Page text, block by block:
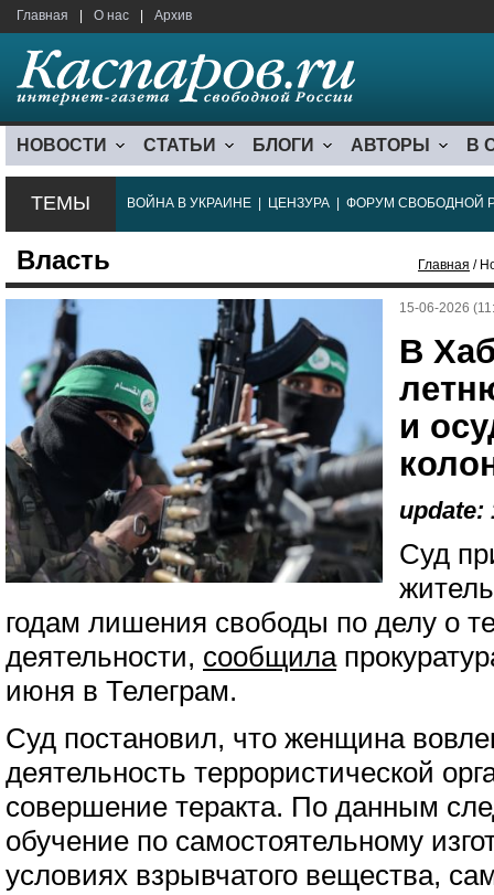
Главная О нас Архив
НОВОСТИ СТАТЬИ БЛОГИ АВТОРЫ В
ТЕМЫ ВОЙНА В УКРАИНЕ ЦЕНЗУРА ФОРУМ СВОБОДНОЙ
Власть Главная /
15-06-2026
В
и
update:
Суд
годам лишения свободы по делу о
деятельности, сообщила
июня в Телеграм.
Суд постановил, что женщина
деятельность террористической
совершение теракта. По данным
обучение по самостоятельному
условиях взрывчатого вещества,